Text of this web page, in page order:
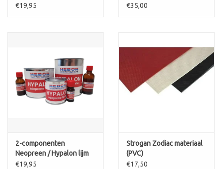
€19,95
€35,00
2-componenten
Neopreen / Hypalon lijm
€19,95
Strogan Zodiac materiaal
(PVC)
€17,50